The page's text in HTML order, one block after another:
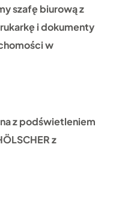
szafę biurową z
i dokumenty
w
z podświetleniem
z